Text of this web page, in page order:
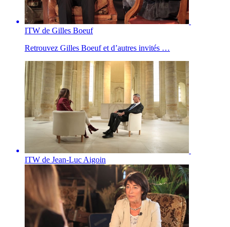
ITW de Gilles Boeuf
Retrouvez Gilles Boeuf et d’autres invités …
ITW de Jean-Luc Aigoin